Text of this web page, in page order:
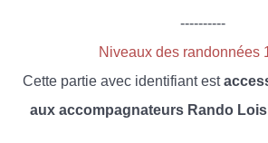
----------
Niveaux des randonnées
Cette partie avec identifiant est
aux accompagnateurs Rando